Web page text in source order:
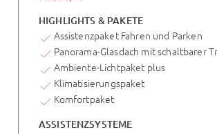
HIGHLIGHTS & PAKETE
Assistenzpaket Fahren und Parken
Panorama-Glasdach mit schaltbarer
Ambiente-Lichtpaket plus
Klimatisierungspaket
Komfortpaket
ASSISTENZSYSTEME